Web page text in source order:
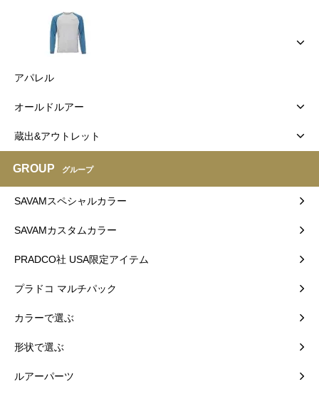
アパレル
オールドルアー
蔵出&アウトレット
GROUP グループ
SAVAMスペシャルカラー
SAVAMカスタムカラー
PRADCO社 USA限定アイテム
プラドコ マルチパック
カラーで選ぶ
形状で選ぶ
ルアーパーツ